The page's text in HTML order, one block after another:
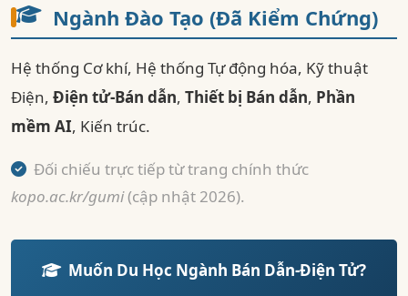
Ngành Đào Tạo (Đã Kiểm Chứng)
Hệ thống Cơ khí, Hệ thống Tự động hóa, Kỹ thuật
Điện, Điện tử-Bán dẫn, Thiết bị Bán dẫn, Phần
mềm AI, Kiến trúc.
Đối chiếu trực tiếp từ trang chính thức
kopo.ac.kr/gumi(cập nhật 2026).
Muốn Du Học Ngành Bán Dẫn-Điện Tử?